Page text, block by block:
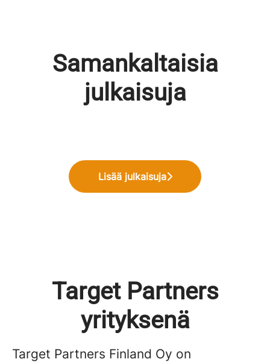
Samankaltaisia
julkaisuja
Latitude59 -tapahtuma
toukokuussa 2025 osana
kansainvälisen liiketoiminnan
koulutusta
Kevään 2025
kansainvälistymisen ja
digitaaliseen kehittämisen
koulutus käynnistyi Laureassa
Vinkit kokeneelle työnhakijalle
Lisää julkaisuja
Target Partners
yrityksenä
Target Partners Finland Oy on